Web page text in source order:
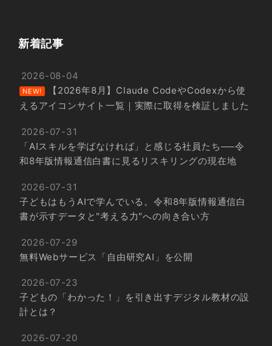
新着記事
2026-08-04
NEW!
【2026年8月】Claude CodeやCodexから使
えるアイコンサイト一覧｜実際に取得を検証しました
2026-07-31
「AIスキルを学ばなければ」と感じる社員たち──令
和8年版情報通信白書に見るリスキリングの現在地
2026-07-31
子どもはもうAIで学んでいる。令和8年版情報通信白
書が示すデータと"考える力"への向き合い方
2026-07-29
無料Webサービス「自由研究AI」を公開
2026-07-23
子どもの「わかった！」を引き出すデジタル教材の設
計とは？
2026-07-20